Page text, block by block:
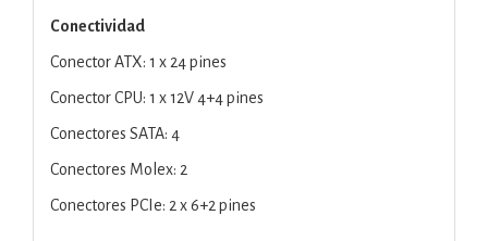
Conectividad
Conector ATX: 1 x 24 pines
Conector CPU: 1 x 12V 4+4 pines
Conectores SATA: 4
Conectores Molex: 2
Conectores PCIe: 2 x 6+2 pines